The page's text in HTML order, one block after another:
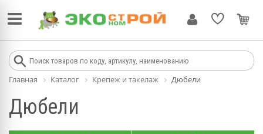
Главная Каталог Крепеж и такелаж Дюбели
Дюбели